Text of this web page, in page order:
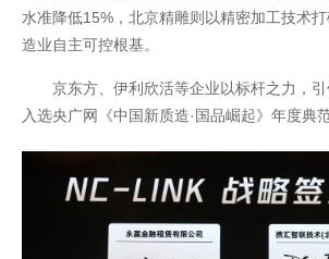
水准降低15%，北京精雕则以精密加工技术
造业自主可控根基。
京东方、伊利欣活等企业以标杆之力，引
入选央广网《中国新质造·国品崛起》年度典范